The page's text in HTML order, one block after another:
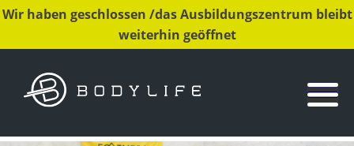
Wir haben geschlossen /das Ausbildungszentrum bleibt
weiterhin geöffnet